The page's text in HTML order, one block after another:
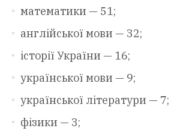
математики — 51;
англійської мови — 32;
історії України — 16;
української мови — 9;
української літератури — 7;
фізики — 3;